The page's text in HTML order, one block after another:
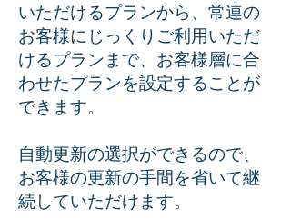
いただけるプランから、常連の
お客様にじっくりご利用いただ
けるプランまで、お客様層に合
わせたプランを設定することが
できます。
自動更新の選択ができるので、
お客様の更新の手間を省いて継
続していただけます。